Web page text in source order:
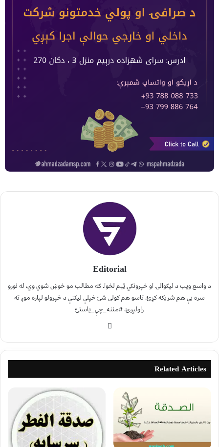
Editorial
د واسع ویب د لیکوالۍ او خپرونکي ټیم لخوا. که مطالب مو خوښ شوي وي، له نورو
سره یې هم شریکه کړئ. تاسو هم کولی شئ خپلې لیکنې د خپرولو لپاره موږ ته
راولېږئ. #مننه_چې_یاستئ
Related Articles